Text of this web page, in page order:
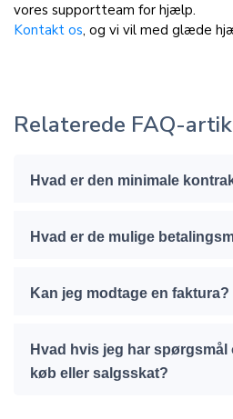
vores supportteam for hjælp.
Kontakt os, og vi vil med glæde
Relaterede FAQ-
Hvad er den minimale
Hvad er de mulige
Kan jeg modtage en faktura?
Hvad hvis jeg har spørgsmål
køb eller salgsskat?